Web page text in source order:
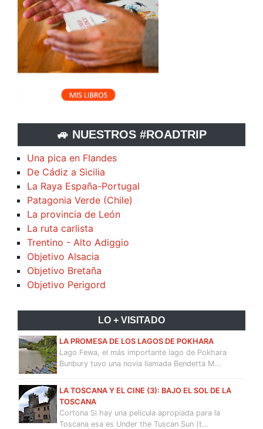
🚙 NUESTROS #ROADTRIP
Una pica en Flandes
De Cádiz a Sicilia
La Raya España-Portugal
Patagonia Verde (Chile)
La provincia de León
La ruta carlista
Trentino - Alto Adiggio
Objetivo Alsacia
Objetivo Bretaña
Objetivo Perigord
LO + VISITADO
LA PROMESA DE LOS LAGOS DE POKHARA
Lago Fewa, el más importante lago de Pokhara
Bunbury tuvo una novia llamada Bendetta M…
LA TOSCANA Y EL CINE (3): BAJO EL SOL DE LA
TOSCANA
Cortona Si hay una película apropiada para la
Toscana esa es Under the Tuscan Sun (t…